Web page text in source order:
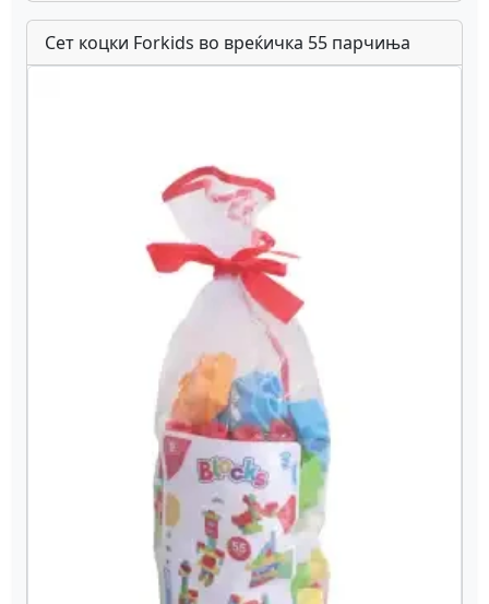
Сет коцки Forkids во вреќичка 55 парчиња